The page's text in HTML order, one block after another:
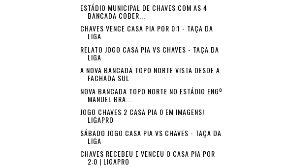
ESTÁDIO MUNICIPAL DE CHAVES COM AS 4
BANCADA COBER...
CHAVES VENCE CASA PIA POR 0:1 - TAÇA DA
LIGA
RELATO JOGO CASA PIA VS CHAVES - TAÇA DA
LIGA
A NOVA BANCADA TOPO NORTE VISTA DESDE A
FACHADA SUL
NOVA BANCADA TOPO NORTE NO ESTÁDIO ENGº
MANUEL BRA...
JOGO CHAVES 2 CASA PIA 0 EM IMAGENS!
LIGAPRO
SÁBADO JOGO CASA PIA VS CHAVES - TAÇA DA
LIGA
CHAVES RECEBEU E VENCEU O CASA PIA POR
2:0 | LIGAPRO